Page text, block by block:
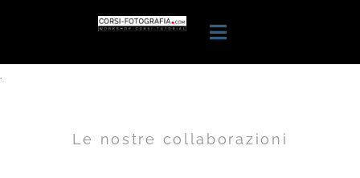
Le nostre collaborazioni